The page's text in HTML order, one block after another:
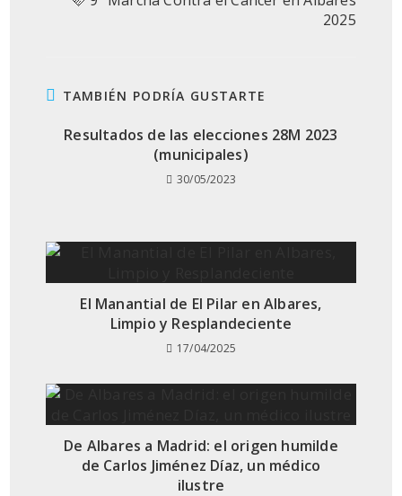
2025
TAMBIÉN PODRÍA GUSTARTE
Resultados de las elecciones 28M 2023
(municipales)
30/05/2023
El Manantial de El Pilar en Albares,
Limpio y Resplandeciente
17/04/2025
De Albares a Madrid: el origen humilde
de Carlos Jiménez Díaz, un médico
ilustre